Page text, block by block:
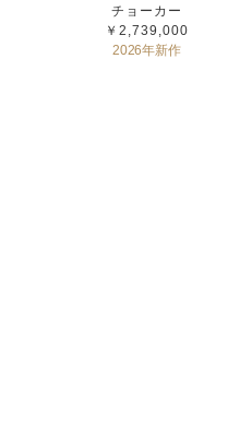
チョーカー
￥2,739,000
2026年新作